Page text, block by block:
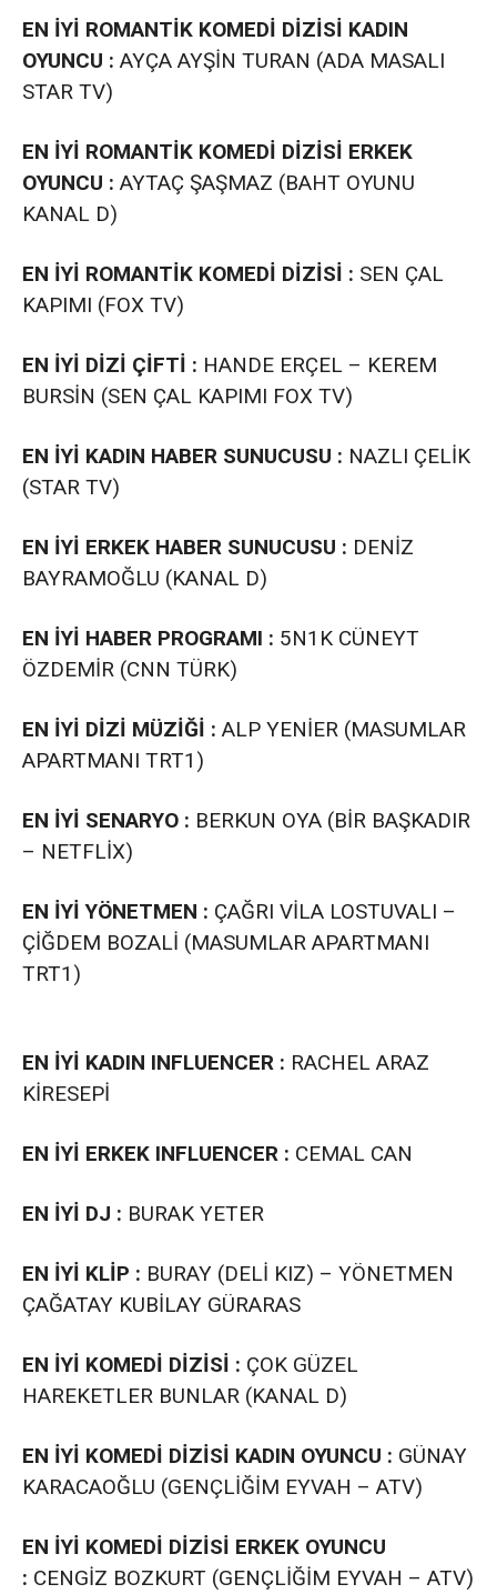
EN İYİ ROMANTİK KOMEDİ DİZİSİ KADIN
OYUNCU : AYÇA AYŞİN TURAN (ADA MASALI
STAR TV)
EN İYİ ROMANTİK KOMEDİ DİZİSİ ERKEK
OYUNCU : AYTAÇ ŞAŞMAZ (BAHT OYUNU
KANAL D)
EN İYİ ROMANTİK KOMEDİ DİZİSİ : SEN ÇAL
KAPIMI (FOX TV)
EN İYİ DİZİ ÇİFTİ : HANDE ERÇEL – KEREM
BURSİN (SEN ÇAL KAPIMI FOX TV)
EN İYİ KADIN HABER SUNUCUSU : NAZLI ÇELİK
(STAR TV)
EN İYİ ERKEK HABER SUNUCUSU : DENİZ
BAYRAMOĞLU (KANAL D)
EN İYİ HABER PROGRAMI : 5N1K CÜNEYT
ÖZDEMİR (CNN TÜRK)
EN İYİ DİZİ MÜZİĞİ : ALP YENİER (MASUMLAR
APARTMANI TRT1)
EN İYİ SENARYO : BERKUN OYA (BİR BAŞKADIR
– NETFLİX)
EN İYİ YÖNETMEN : ÇAĞRI VİLA LOSTUVALI –
ÇİĞDEM BOZALİ (MASUMLAR APARTMANI
TRT1)
EN İYİ KADIN INFLUENCER : RACHEL ARAZ
KİRESEPİ
EN İYİ ERKEK INFLUENCER : CEMAL CAN
EN İYİ DJ : BURAK YETER
EN İYİ KLİP : BURAY (DELİ KIZ) – YÖNETMEN
ÇAĞATAY KUBİLAY GÜRARAS
EN İYİ KOMEDİ DİZİSİ : ÇOK GÜZEL
HAREKETLER BUNLAR (KANAL D)
EN İYİ KOMEDİ DİZİSİ KADIN OYUNCU : GÜNAY
KARACAOĞLU (GENÇLİĞİM EYVAH – ATV)
EN İYİ KOMEDİ DİZİSİ ERKEK OYUNCU
: CENGİZ BOZKURT (GENÇLİĞİM EYVAH – ATV)